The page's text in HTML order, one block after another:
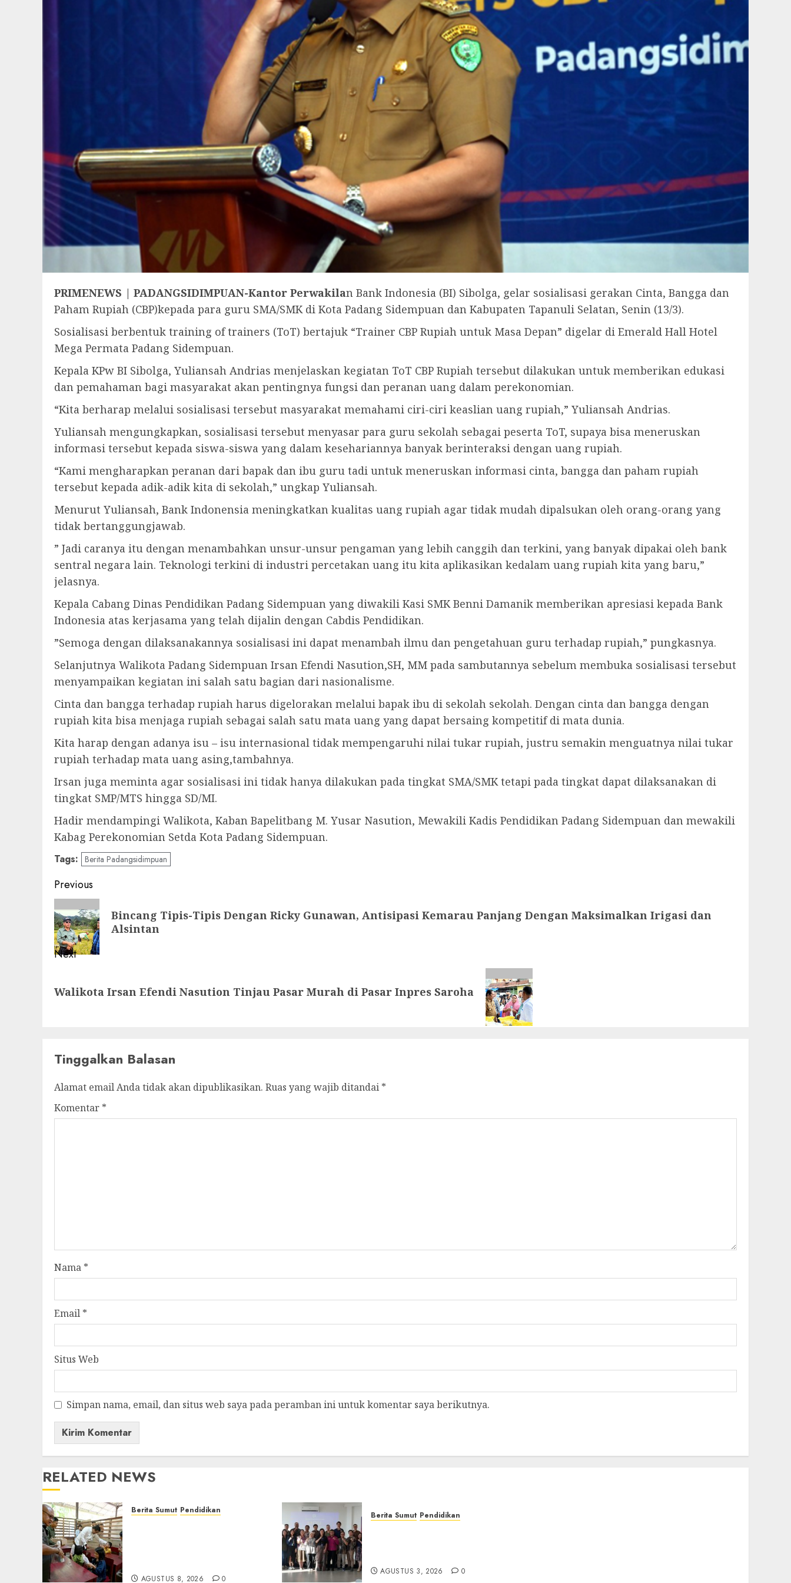
PRIMENEWS | PADANGSIDIMPUAN-Kantor Perwakilan Bank Indonesia (BI) Sibolga, gelar sosialisasi gerakan Cinta, Bangga dan
Paham Rupiah (CBP)kepada para guru SMA/SMK di Kota Padang Sidempuan dan Kabupaten Tapanuli Selatan, Senin (13/3).
Sosialisasi berbentuk training of trainers (ToT) bertajuk “Trainer CBP Rupiah untuk Masa Depan” digelar di Emerald Hall Hotel
Mega Permata Padang Sidempuan.
Kepala KPw BI Sibolga, Yuliansah Andrias menjelaskan kegiatan ToT CBP Rupiah tersebut dilakukan untuk memberikan edukasi
dan pemahaman bagi masyarakat akan pentingnya fungsi dan peranan uang dalam perekonomian.
“Kita berharap melalui sosialisasi tersebut masyarakat memahami ciri-ciri keaslian uang rupiah,” Yuliansah Andrias.
Yuliansah mengungkapkan, sosialisasi tersebut menyasar para guru sekolah sebagai peserta ToT, supaya bisa meneruskan
informasi tersebut kepada siswa-siswa yang dalam kesehariannya banyak berinteraksi dengan uang rupiah.
“Kami mengharapkan peranan dari bapak dan ibu guru tadi untuk meneruskan informasi cinta, bangga dan paham rupiah
tersebut kepada adik-adik kita di sekolah,” ungkap Yuliansah.
Menurut Yuliansah, Bank Indonensia meningkatkan kualitas uang rupiah agar tidak mudah dipalsukan oleh orang-orang yang
tidak bertanggungjawab.
” Jadi caranya itu dengan menambahkan unsur-unsur pengaman yang lebih canggih dan terkini, yang banyak dipakai oleh bank
sentral negara lain. Teknologi terkini di industri percetakan uang itu kita aplikasikan kedalam uang rupiah kita yang baru,”
jelasnya.
Kepala Cabang Dinas Pendidikan Padang Sidempuan yang diwakili Kasi SMK Benni Damanik memberikan apresiasi kepada Bank
Indonesia atas kerjasama yang telah dijalin dengan Cabdis Pendidikan.
”Semoga dengan dilaksanakannya sosialisasi ini dapat menambah ilmu dan pengetahuan guru terhadap rupiah,” pungkasnya.
Selanjutnya Walikota Padang Sidempuan Irsan Efendi Nasution,SH, MM pada sambutannya sebelum membuka sosialisasi tersebut
menyampaikan kegiatan ini salah satu bagian dari nasionalisme.
Cinta dan bangga terhadap rupiah harus digelorakan melalui bapak ibu di sekolah sekolah. Dengan cinta dan bangga dengan
rupiah kita bisa menjaga rupiah sebagai salah satu mata uang yang dapat bersaing kompetitif di mata dunia.
Kita harap dengan adanya isu – isu internasional tidak mempengaruhi nilai tukar rupiah, justru semakin menguatnya nilai tukar
rupiah terhadap mata uang asing,tambahnya.
Irsan juga meminta agar sosialisasi ini tidak hanya dilakukan pada tingkat SMA/SMK tetapi pada tingkat dapat dilaksanakan di
tingkat SMP/MTS hingga SD/MI.
Hadir mendampingi Walikota, Kaban Bapelitbang M. Yusar Nasution, Mewakili Kadis Pendidikan Padang Sidempuan dan mewakili
Kabag Perekonomian Setda Kota Padang Sidempuan.
Tags: Berita Padangsidimpuan
Post
navigation
Previous
Previous
post:
Bincang Tipis-Tipis Dengan Ricky Gunawan, Antisipasi Kemarau Panjang Dengan Maksimalkan Irigasi dan
Alsintan
Next
post:
Walikota Irsan Efendi Nasution Tinjau Pasar Murah di Pasar Inpres Saroha
Tinggalkan Balasan
Alamat email Anda tidak akan dipublikasikan. Ruas yang wajib ditandai *
Komentar *
Nama *
Email *
Situs Web
Simpan nama, email, dan situs web saya pada peramban ini untuk komentar saya berikutnya.
RELATED NEWS
Berita Sumut Pendidikan
AGUSTUS 8, 2026 0
Berita Sumut Pendidikan
AGUSTUS 3, 2026 0